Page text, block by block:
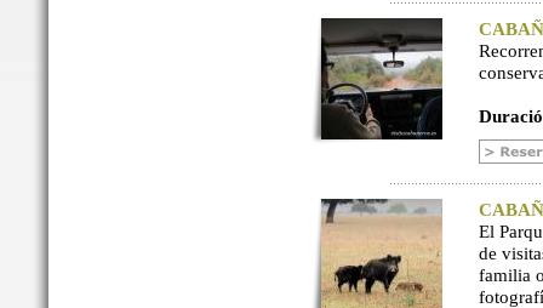
El
de
familia